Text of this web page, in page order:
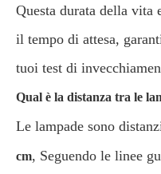
Questa durata della vita
il tempo di attesa,
tuoi test di
Qual è la distanza tra le
Le lampade sono
cm, Seguendo le linee